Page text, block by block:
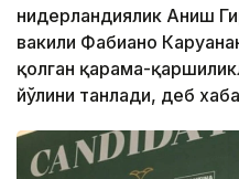
нидерландиялик Аниш
вакили Фабиано
қолган қарама-
йўлини танлади, деб